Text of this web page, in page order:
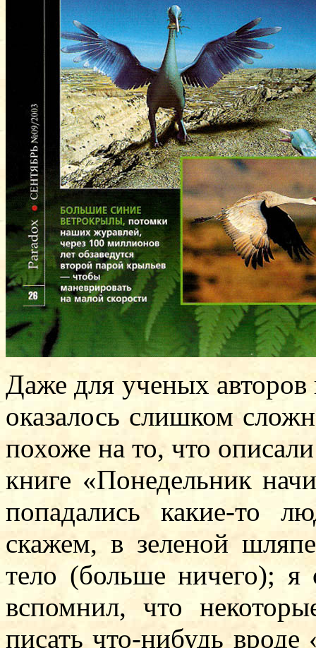
Даже для ученых авторов
оказалось слишком
похоже на то, что
книге «Понедельник
попадались какие-то
скажем, в зеленой
тело (больше ничего);
вспомнил, что
писать что-нибудь вроде